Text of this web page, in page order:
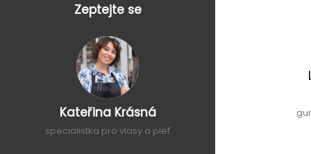
Zeptejte se
Kateřina Krásná
specialistka pro vlasy a pleť